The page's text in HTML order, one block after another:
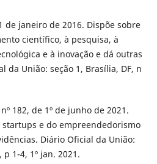
de janeiro de 2016. Dispõe sobre
científico, à pesquisa, à
e à inovação e dá outras
da União: seção 1, Brasília, DF, n
182, de 1º de junho de 2021.
e do empreendedorismo
Diário Oficial da União:
1-4, 1º jan. 2021.